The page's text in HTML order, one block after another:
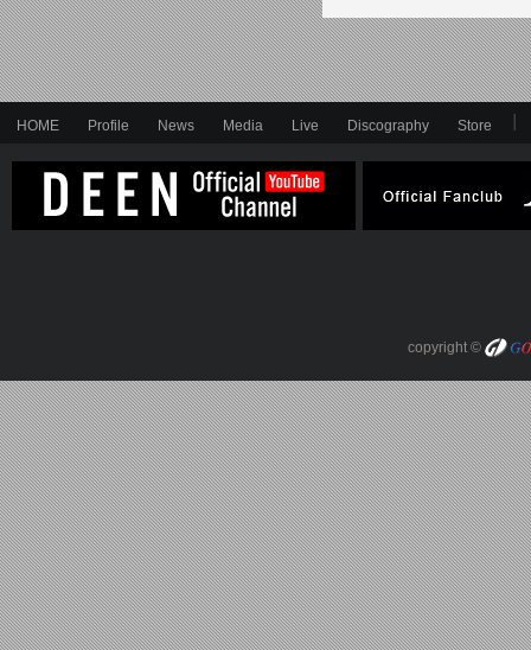
HOME Profile News Media Live Discography Store
copyright ©